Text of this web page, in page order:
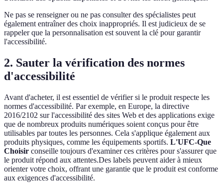
Ne pas se renseigner ou ne pas consulter des spécialistes peut
également entraîner des choix inappropriés. Il est judicieux de se
rappeler que la personnalisation est souvent la clé pour garantir
l'accessibilité.
2. Sauter la vérification des normes
d'accessibilité
Avant d'acheter, il est essentiel de vérifier si le produit respecte les
normes d'accessibilité. Par exemple, en Europe, la directive
2016/2102 sur l'accessibilité des sites Web et des applications exige
que de nombreux produits numériques soient conçus pour être
utilisables par toutes les personnes. Cela s'applique également aux
produits physiques, comme les équipements sportifs. L'UFC-Que
Choisir conseille toujours d'examiner ces critères pour s'assurer que
le produit répond aux attentes.Des labels peuvent aider à mieux
orienter votre choix, offrant une garantie que le produit est conforme
aux exigences d'accessibilité.